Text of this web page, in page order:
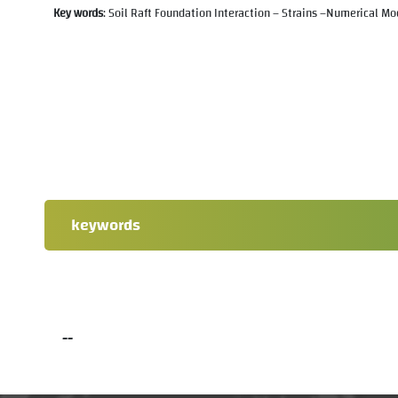
Key words: Soil Raft Foundation Interaction – Strains –Numerical
keywords
--